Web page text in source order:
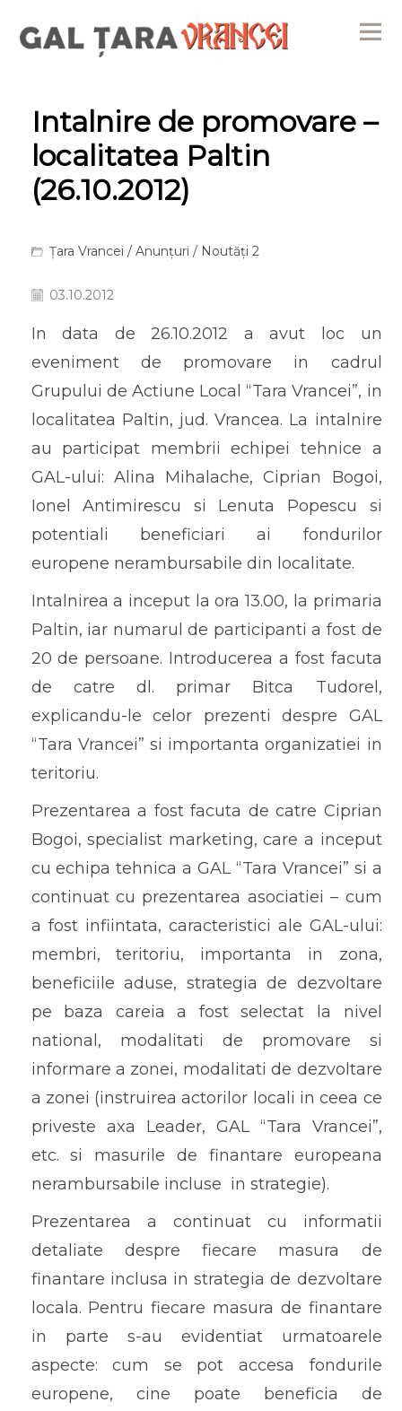
Intalnire de promovare –
localitatea Paltin
(26.10.2012)
Țara Vrancei / Anunțuri / Noutăți 2
03.10.2012
In data de 26.10.2012 a avut loc un
eveniment de promovare in cadrul
Grupului de Actiune Local “Tara Vrancei”, in
localitatea Paltin, jud. Vrancea. La intalnire
au participat membrii echipei tehnice a
GAL-ului: Alina Mihalache, Ciprian Bogoi,
Ionel Antimirescu si Lenuta Popescu si
potentiali beneficiari ai fondurilor
europene nerambursabile din localitate.
Intalnirea a inceput la ora 13.00, la primaria
Paltin, iar numarul de participanti a fost de
20 de persoane. Introducerea a fost facuta
de catre dl. primar Bitca Tudorel,
explicandu-le celor prezenti despre GAL
“Tara Vrancei” si importanta organizatiei in
teritoriu.
Prezentarea a fost facuta de catre Ciprian
Bogoi, specialist marketing, care a inceput
cu echipa tehnica a GAL “Tara Vrancei” si a
continuat cu prezentarea asociatiei – cum
a fost infiintata, caracteristici ale GAL-ului:
membri, teritoriu, importanta in zona,
beneficiile aduse, strategia de dezvoltare
pe baza careia a fost selectat la nivel
national, modalitati de promovare si
informare a zonei, modalitati de dezvoltare
a zonei (instruirea actorilor locali in ceea ce
priveste axa Leader, GAL “Tara Vrancei”,
etc. si masurile de finantare europeana
nerambursabile incluse in strategie).
Prezentarea a continuat cu informatii
detaliate despre fiecare masura de
finantare inclusa in strategia de dezvoltare
locala. Pentru fiecare masura de finantare
in parte s-au evidentiat urmatoarele
aspecte: cum se pot accesa fondurile
europene, cine poate beneficia de